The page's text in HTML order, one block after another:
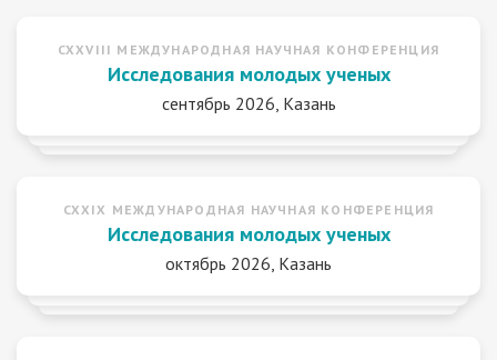
CXXVIII МЕЖДУНАРОДНАЯ НАУЧНАЯ КОНФЕРЕНЦИЯ
Исследования молодых ученых
сентябрь 2026, Казань
CXXIX МЕЖДУНАРОДНАЯ НАУЧНАЯ КОНФЕРЕНЦИЯ
Исследования молодых ученых
октябрь 2026, Казань